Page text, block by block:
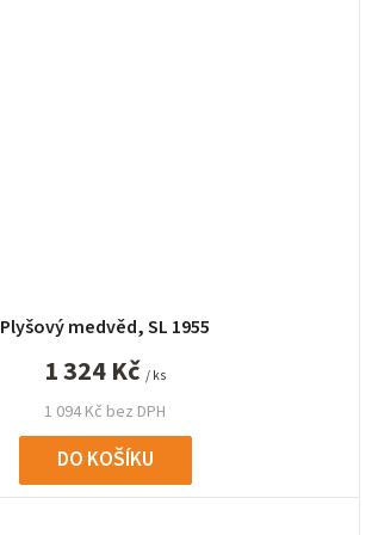
Plyšový medvěd, SL 1955
1 094 Kč bez DPH
1 324 Kč / ks
DO KOŠÍKU